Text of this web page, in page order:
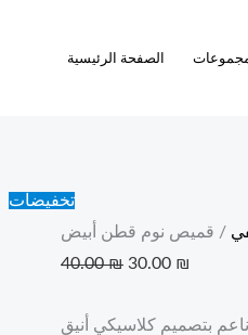
الصفحة الرئيسية
تخفيضات
/ قميص نوم قطن أبيض
40.00₪ 30.00 ₪
بتصميم كلاسيكي أنيق